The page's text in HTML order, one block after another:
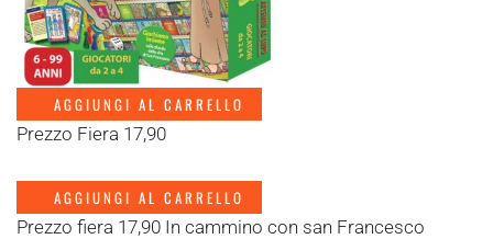
AGGIUNGI AL CARRELLO
Prezzo Fiera 17,90
AGGIUNGI AL CARRELLO
Prezzo fiera 17,90 In cammino con san Francesco